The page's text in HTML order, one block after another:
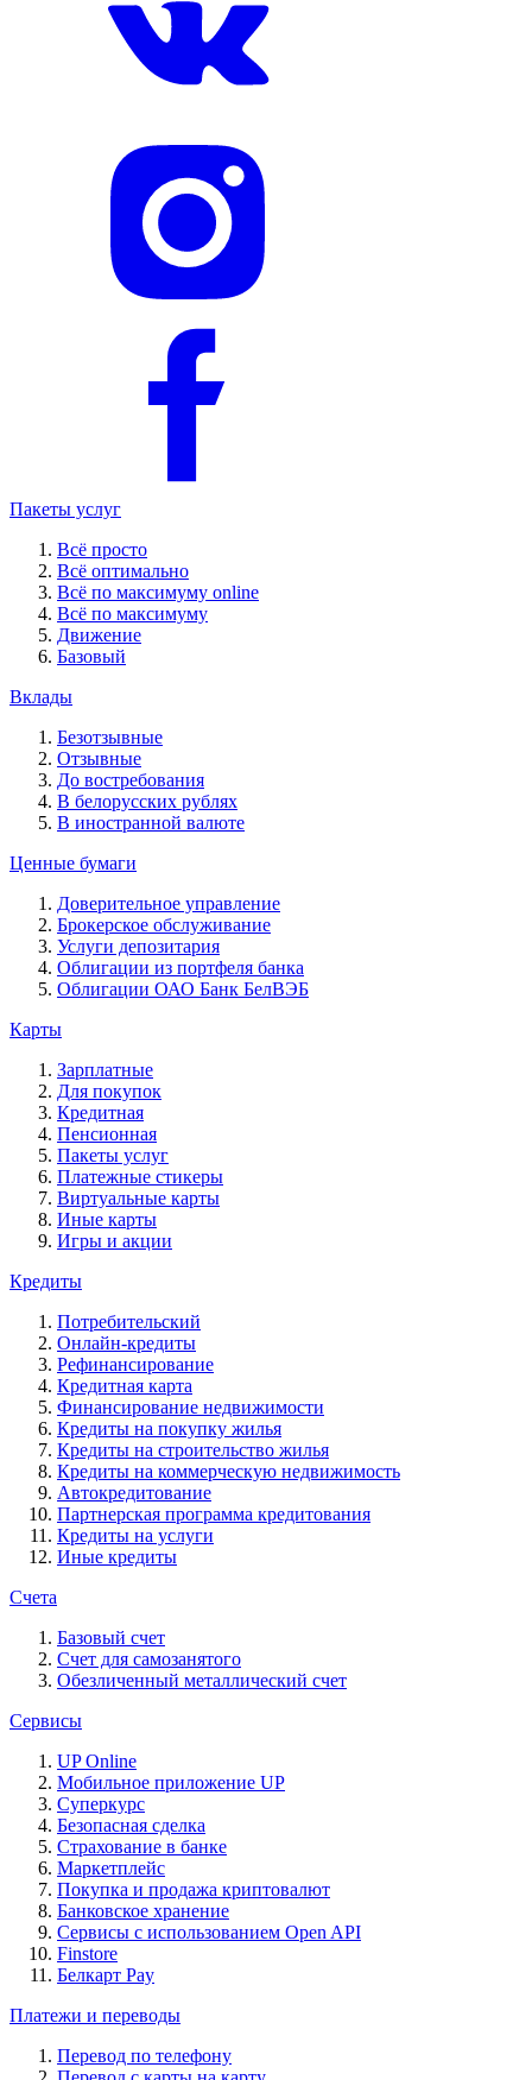
Пакеты услуг
Всё просто
Всё оптимально
Всё по максимуму online
Всё по максимуму
Движение
Базовый
Вклады
Безотзывные
Отзывные
До востребования
В белорусских рублях
В иностранной валюте
Ценные бумаги
Доверительное управление
Брокерское обслуживание
Услуги депозитария
Облигации из портфеля банка
Облигации ОАО Банк БелВЭБ
Карты
Зарплатные
Для покупок
Кредитная
Пенсионная
Пакеты услуг
Платежные стикеры
Виртуальные карты
Иные карты
Игры и акции
Кредиты
Потребительский
Онлайн-кредиты
Рефинансирование
Кредитная карта
Финансирование недвижимости
Кредиты на покупку жилья
Кредиты на строительство жилья
Кредиты на коммерческую недвижимость
Автокредитование
Партнерская программа кредитования
Кредиты на услуги
Иные кредиты
Счета
Базовый счет
Счет для самозанятого
Обезличенный металлический счет
Сервисы
UP Online
Мобильное приложение UP
Суперкурс
Безопасная сделка
Страхование в банке
Маркетплейс
Покупка и продажа криптовалют
Банковское хранение
Сервисы с использованием Open API
Finstore
Белкарт Pay
Платежи и переводы
Перевод по телефону